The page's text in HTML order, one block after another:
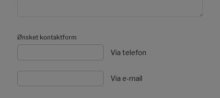
Ønsket kontaktform
Via telefon
Via e-mail